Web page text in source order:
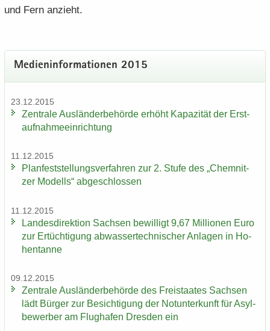
und Fern an­zieht.
Me­di­en­in­for­ma­tio­nen 2015
23.12.2015
Zen­tra­le Aus­län­der­be­hör­de er­höht Ka­pa­zi­tät der Erst­
auf­nah­me­ein­rich­tung
11.12.2015
Plan­fest­stel­lungs­ver­fah­ren zur 2. Stufe des „Chem­nit­
zer Mo­dells“ ab­ge­schlos­sen
11.12.2015
​
Landesdirektion Sach­sen be­wil­ligt 9,67 Mil­lio­nen Euro
zur Er­tüch­ti­gung ab­was­ser­tech­ni­scher An­la­gen in Ho­
hen­tan­ne
09.12.2015
Zen­tra­le Aus­län­der­be­hör­de des Frei­staa­tes Sach­sen
lädt Bür­ger zur Be­sich­ti­gung der Not­un­ter­kunft für Asyl­
be­wer­ber am Flug­ha­fen Dres­den ein